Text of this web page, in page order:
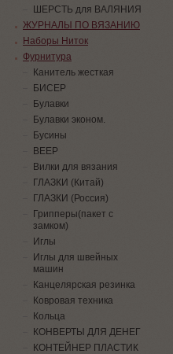
ШЕРСТЬ для ВАЛЯНИЯ
ЖУРНАЛЫ ПО ВЯЗАНИЮ
Наборы Ниток
Фурнитура
Канитель жесткая
БИСЕР
Булавки
Булавки эконом.
Бусины
ВЕЕР
Вилки для вязания
ГЛАЗКИ (Китай)
ГЛАЗКИ (Россия)
Грипперы(пакет с
замком)
Иглы
Иглы для швейных
машин
Канцелярская резинка
Ковровая техника
Кольца
КОНВЕРТЫ ДЛЯ ДЕНЕГ
КОНТЕЙНЕР ПЛАСТИК